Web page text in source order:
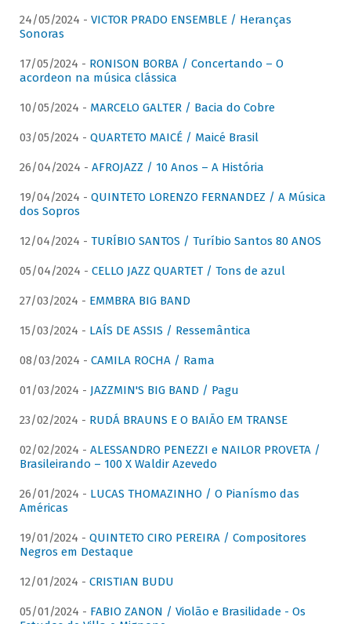
24/05/2024 - VICTOR PRADO ENSEMBLE / Heranças
Sonoras
17/05/2024 - RONISON BORBA / Concertando – O
acordeon na música clássica
10/05/2024 - MARCELO GALTER / Bacia do Cobre
03/05/2024 - QUARTETO MAICÉ / Maicé Brasil
26/04/2024 - AFROJAZZ / 10 Anos – A História
19/04/2024 - QUINTETO LORENZO FERNANDEZ / A Música
dos Sopros
12/04/2024 - TURÍBIO SANTOS / Turíbio Santos 80 ANOS
05/04/2024 - CELLO JAZZ QUARTET / Tons de azul
27/03/2024 - EMMBRA BIG BAND
15/03/2024 - LAÍS DE ASSIS / Ressemântica
08/03/2024 - CAMILA ROCHA / Rama
01/03/2024 - JAZZMIN'S BIG BAND / Pagu
23/02/2024 - RUDÁ BRAUNS E O BAIÃO EM TRANSE
02/02/2024 - ALESSANDRO PENEZZI e NAILOR PROVETA /
Brasileirando – 100 X Waldir Azevedo
26/01/2024 - LUCAS THOMAZINHO / O Pianísmo das
Américas
19/01/2024 - QUINTETO CIRO PEREIRA / Compositores
Negros em Destaque
12/01/2024 - CRISTIAN BUDU
05/01/2024 - FABIO ZANON / Violão e Brasilidade - Os